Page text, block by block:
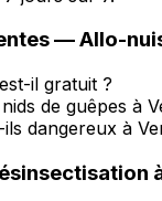
—Allo-
il gratuit ?
de guêpes à
dangereux à